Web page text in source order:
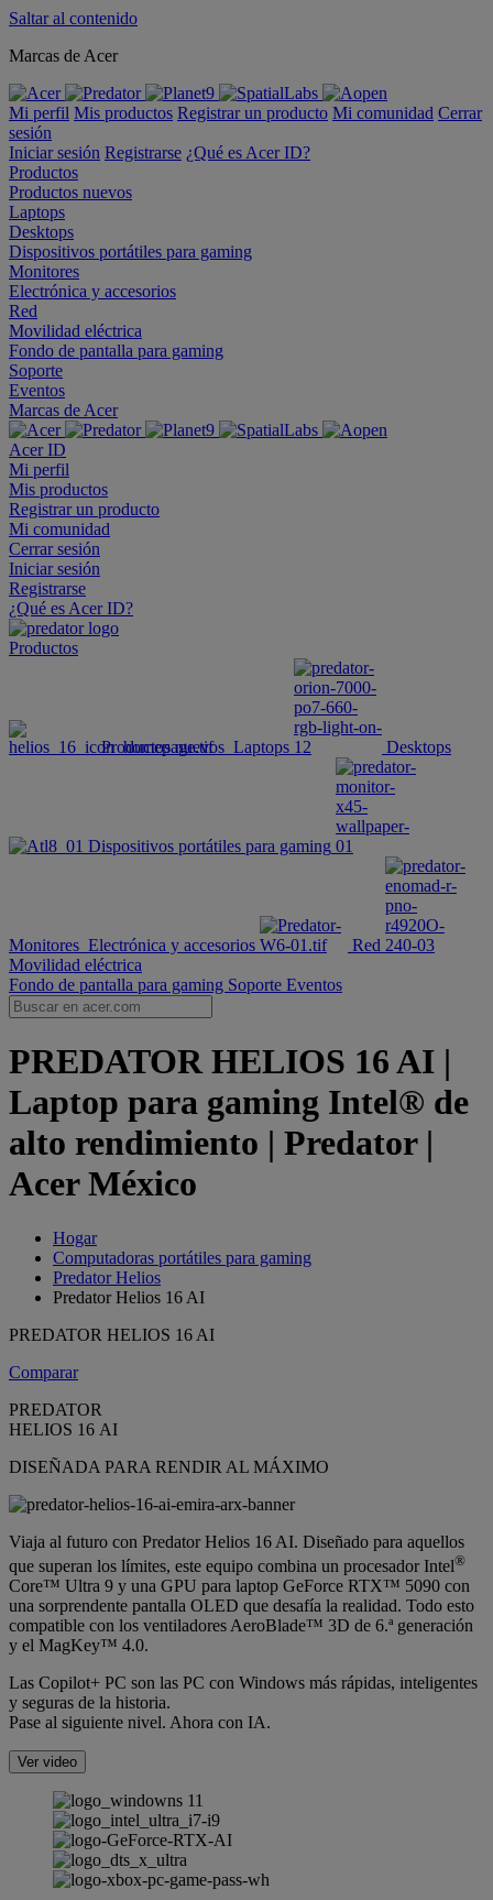
Saltar al contenido
Marcas de Acer
Mi perfil Mis productos Registrar un producto Mi comunidad Cerrar
sesión
Iniciar sesión Registrarse ¿Qué es Acer ID?
Productos
Productos nuevos
Laptops
Desktops
Dispositivos portátiles para gaming
Monitores
Electrónica y accesorios
Red
Movilidad eléctrica
Fondo de pantalla para gaming
Soporte
Eventos
Marcas de Acer
Acer ID
Mi perfil
Mis productos
Registrar un producto
Mi comunidad
Cerrar sesión
Iniciar sesión
Registrarse
¿Qué es Acer ID?
Productos
Productos nuevos Laptops Desktops
Dispositivos portátiles para gaming
Monitores Electrónica y accesorios
Red
Movilidad eléctrica
Fondo de pantalla para gaming Soporte Eventos
PREDATOR HELIOS 16 AI |
Laptop para gaming Intel® de
alto rendimiento | Predator |
Acer México
Hogar
Computadoras portátiles para gaming
Predator Helios
Predator Helios 16 AI
PREDATOR HELIOS 16 AI
Comparar
PREDATOR
HELIOS 16 AI
DISEÑADA PARA RENDIR AL MÁXIMO
Viaja al futuro con Predator Helios 16 AI. Diseñado para aquellos
que superan los límites, este equipo combina un procesador Intel®
Core™ Ultra 9 y una GPU para laptop GeForce RTX™ 5090 con
una sorprendente pantalla OLED que desafía la realidad. Todo esto
compatible con los ventiladores AeroBlade™ 3D de 6.ª generación
y el MagKey™ 4.0.
Las Copilot+ PC son las PC con Windows más rápidas, inteligentes
y seguras de la historia.
Pase al siguiente nivel. Ahora con IA.
Ver video